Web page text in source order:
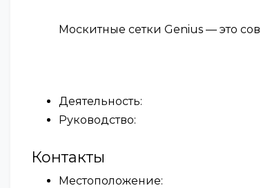
Москитные сетки Genius — это
Деятельность:
Руководство:
Контакты
Местоположение: